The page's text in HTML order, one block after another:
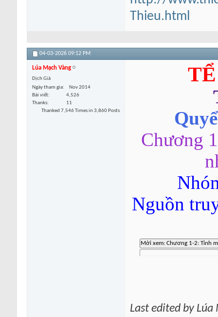
Thieu.html
04-03-2026 09:12 PM
Lúa Mạch Vàng
Dịch Giả
Ngày tham gia
Nov 2014
Bài viết
4,526
Thanks
11
Thanked 7,546 Times in 3,860 Posts
Chương
Nguồn
Last edited by